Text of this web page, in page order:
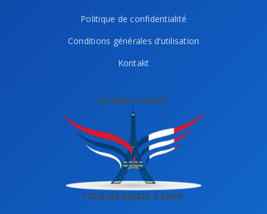
Politique de confidentialité
Conditions générales d’utilisation
Kontakt